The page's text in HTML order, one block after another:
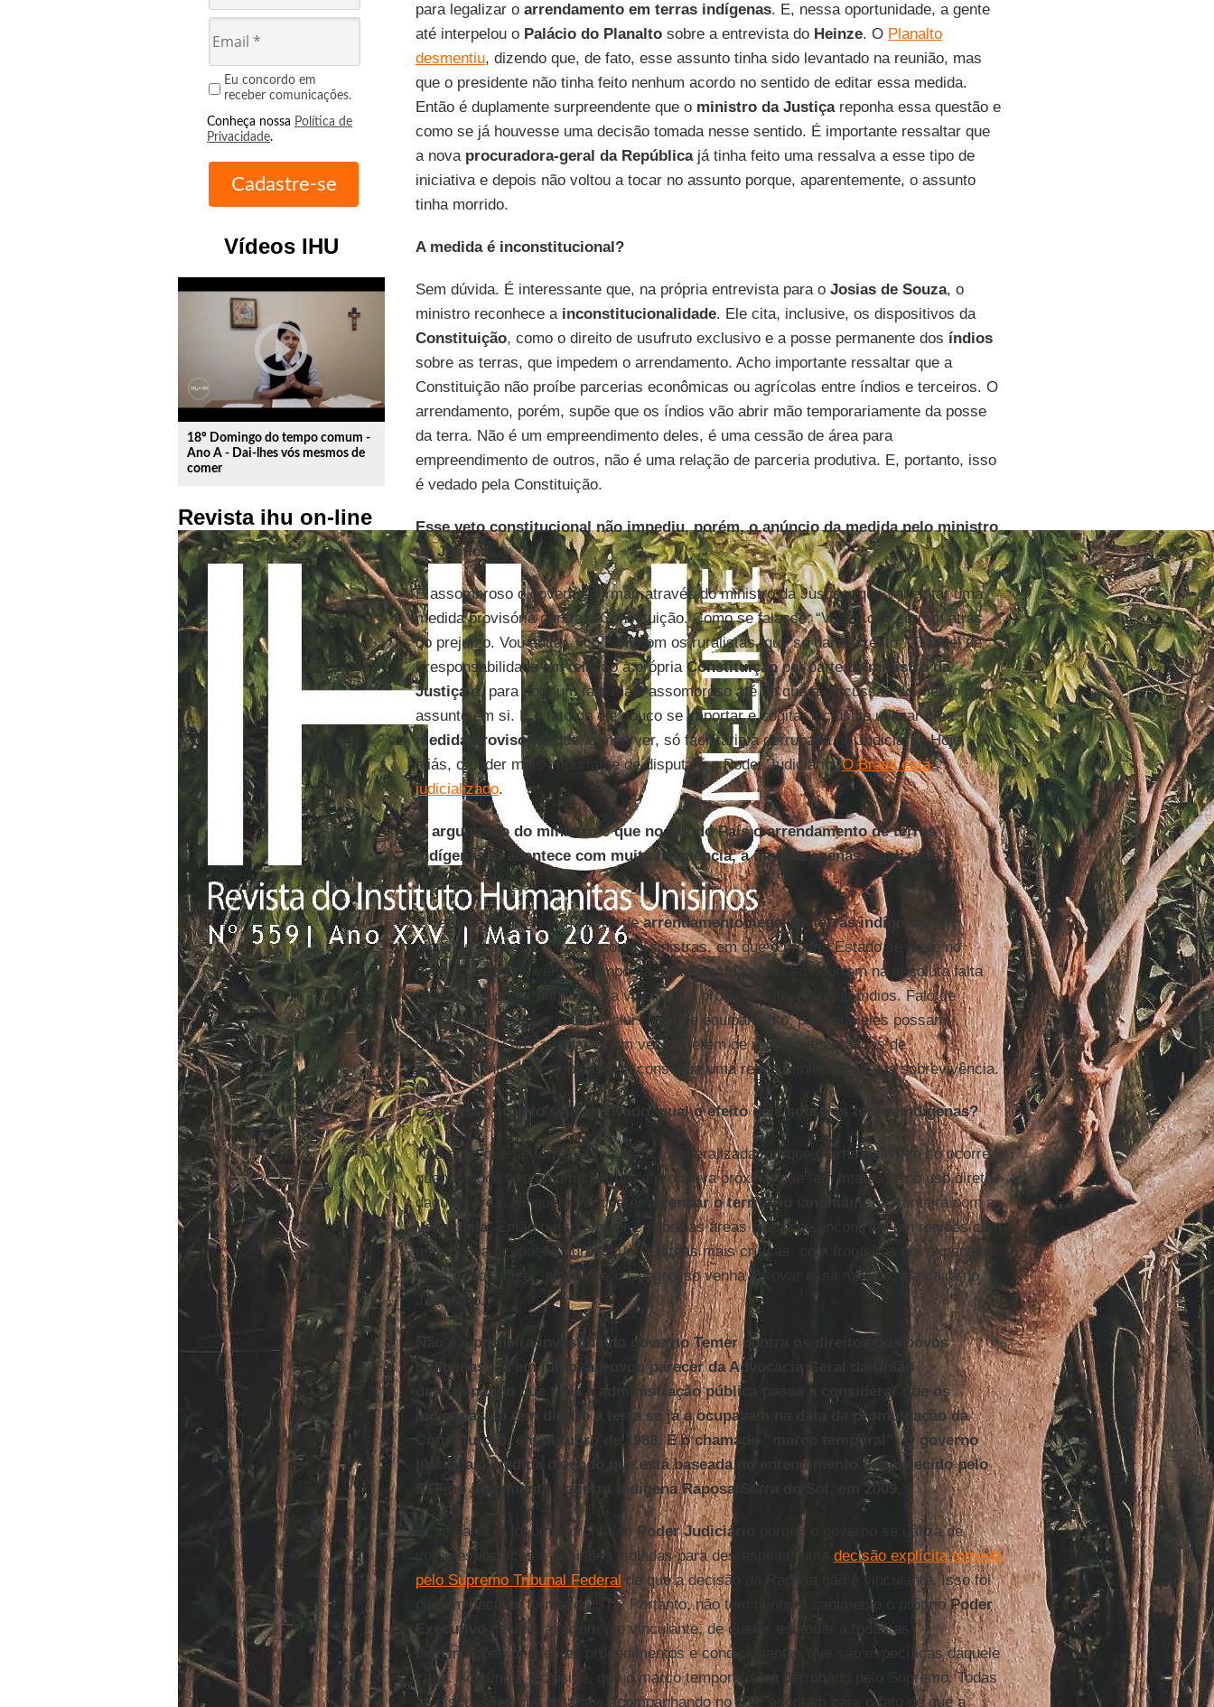
Eu concordo em
receber comunicações.
Conheça nossa Política de
Privacidade.
Vídeos IHU
play_circle_outline
18º Domingo do tempo comum -
Ano A - Dai-lhes vós mesmos de
comer
Revista ihu on-line
para legalizar o arrendamento em terras indígenas. E, nessa oportunidade, a gente
até interpelou o Palácio do Planaltosobre a entrevista do Heinze. O Planalto
desmentiu, dizendo que, de fato, esse assunto tinha sido levantado na reunião, mas
que o presidente não tinha feito nenhum acordo no sentido de editar essa medida.
Então é duplamente surpreendente que o ministro da Justiçareponha essa questão e
como se já houvesse uma decisão tomada nesse sentido. É importante ressaltar que
a nova procuradora-geral da Repúblicajá tinha feito uma ressalva a esse tipo de
iniciativa e depois não voltou a tocar no assunto porque, aparentemente, o assunto
tinha morrido.
A medida é inconstitucional?
Sem dúvida. É interessante que, na própria entrevista para o Josias de Souza, o
ministro reconhece a inconstitucionalidade. Ele cita, inclusive, os dispositivos da
Constituição, como o direito de usufruto exclusivo e a posse permanente dos índios
sobre as terras, que impedem o arrendamento. Acho importante ressaltar que a
Constituição não proíbe parcerias econômicas ou agrícolas entre índios e terceiros. O
arrendamento, porém, supõe que os índios vão abrir mão temporariamente da posse
da terra. Não é um empreendimento deles, é uma cessão de área para
empreendimento de outros, não é uma relação de parceria produtiva. E, portanto, isso
é vedado pela Constituição.
Esse veto constitucional não impediu, porém, o anúncio da medida pelo ministro
da Justiça.
É assombroso o governo afirmar, através do ministro da Justiça, que vai editar uma
medida provisória contra a Constituição. Como se falasse: “Vocês que corram atrás
do prejuízo. Vou editar, fico bem com os ruralistas, que se dane o resto”. O nível de
irresponsabilidade em relação à própriaConstituiçãopor parte doministro da
Justiçaé, para nós, um fato mais assombroso até do que a discussão do mérito do
assunto em si. É o fato de ele pouco se importar e cogitar inclusive utilizar uma
medida provisória
, que, a meu ver, só facilitaria a derrubada no Judiciário. Hoje,
aliás, o poder mais importante de disputa é o Poder Judiciário.O Brasil está
judicializado.
O argumento do ministro é que no Sul do País o arrendamento de terras
indígenas já acontece com muita frequência, a medida apenas legalizaria a
prática.
É verdade. A gente tem casos dearrendamento ilegal de terras indígenas
em
algumas regiões. Inclusive coisas sinistras, em que o próprio Estado se mete no
meio, coisas que vêm do tempo daditadura. Mas elas só ocorrem na absoluta falta
de ação do poder público para viabilizar a produção dos próprios índios. Falo de
fomento à produção, o que inclui crédito e equipamento, para que eles possam
desenvolver suas atividades em vez de terem de recorrer às práticas de
arrendamento com o objetivo de conseguir uma renda mínima para sua sobrevivência.
Caso esse projeto seja aprovado, qual o efeito dele sobre as terras indígenas?
Não acho que se tornará uma prática generalizada, porque o arrendamento só ocorre
quando você tem alguma estrutura produtiva próxima que tem interesse no uso direto
daquela área. Ninguém vai querer arrendar o território ianomâmina fronteira com a
Venezuela. Então o risco maior é sobre as áreas que já se encontram em regiões com
uma densa ocupação agropecuária, áreas mais críticas, com fronteiras em expansão.
Mas, volto a dizer, ainda que o Congresso venha aprovar essa medida, ela cairá no
Judiciário.
Não é a primeira investida do governo Temer contra os direitos dos povos
indígenas. Já em julho, aprovou parecer da Advocacia Geral da União
determinando que toda a administração pública passe a considerar que os
indígenas só têm direito à terra se já a ocupavam na data da promulgação da
Constituição, em outubro de 1988. É o chamado “marco temporal”. O governo
justifica a medida dizendo que está baseada no entendimento estabelecido pelo
STF no julgamento da terra indígena Raposa/Serra do Sol, em 2009.
Esse parecer foi uma afronta ao Poder Judiciário
porque o governo se utiliza de
votos específicos e decisões isoladas para desrespeitar uma decisão explícita tomada
pelo Supremo Tribunal Federal de que a decisão da Raposa não é vinculante. Isso foi
dito em decisão formal do STF. Portanto, não tem nenhum cabimento o próprioPoder
Executivo
decidir fazer um ato vinculante, de querer estender a todas as
demarcações pendentes procedimentos e condicionantes que são específicas daquele
caso. Achamos, inclusive, que o marco temporal será derrubado pelo Supremo. Todas
as discussões que estamos acompanhando noSTF apontam para o fato de que a